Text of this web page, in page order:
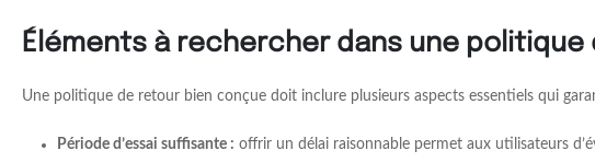
Éléments à rechercher dans une
Une politique de retour bien conçue doit inclure plusieurs aspects essentiels qui
Période d’essai suffisante : offrir un délai raisonnable permet aux utilisateurs